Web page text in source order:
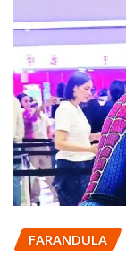
FARANDULA